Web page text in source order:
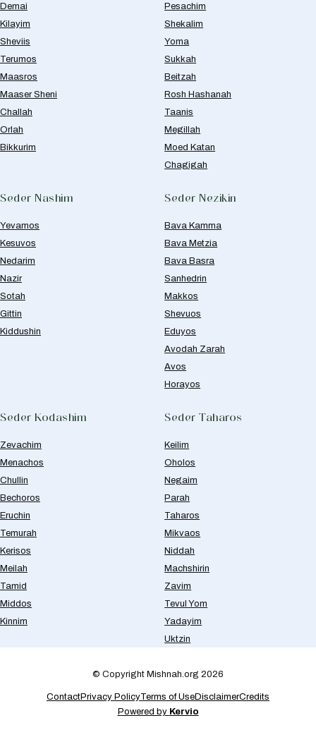
Demai
Kilayim
Sheviis
Terumos
Maasros
Maaser Sheni
Challah
Orlah
Bikkurim
Pesachim
Shekalim
Yoma
Sukkah
Beitzah
Rosh Hashanah
Taanis
Megillah
Moed Katan
Chagigah
Seder Nashim
Yevamos
Kesuvos
Nedarim
Nazir
Sotah
Gittin
Kiddushin
Seder Nezikin
Bava Kamma
Bava Metzia
Bava Basra
Sanhedrin
Makkos
Shevuos
Eduyos
Avodah Zarah
Avos
Horayos
Seder Kodashim
Zevachim
Menachos
Chullin
Bechoros
Eruchin
Temurah
Kerisos
Meilah
Tamid
Middos
Kinnim
Seder Taharos
Keilim
Oholos
Negaim
Parah
Taharos
Mikvaos
Niddah
Machshirin
Zavim
Tevul Yom
Yadayim
Uktzin
© Copyright Mishnah.org 2026
ContactPrivacy PolicyTerms of UseDisclaimerCredits
Powered by Kervio